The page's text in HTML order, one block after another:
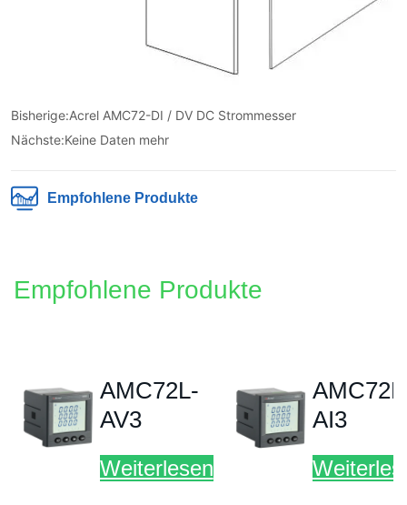
Bisherige:Acrel AMC72-DI / DV DC Strommesser
Nächste:Keine Daten mehr
Empfohlene Produkte